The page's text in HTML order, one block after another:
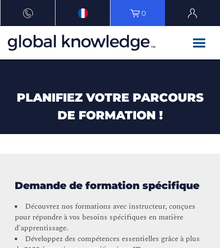
0
PLANIFIEZ VOTRE PARCOURS
DE FORMATION !
Demande de formation spécifique
Découvrez nos formations avec instructeur, conçues
pour répondre à vos besoins spécifiques en matière
d'apprentissage.
Développez des compétences essentielles grâce à plus